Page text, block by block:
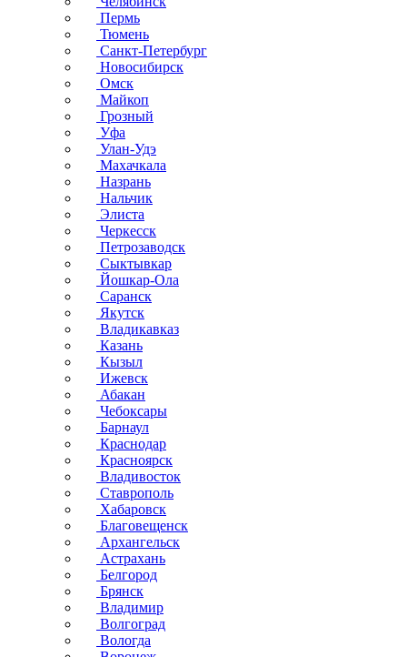
Пермь
Тюмень
Санкт-Петербург
Новосибирск
Омск
Майкоп
Грозный
Уфа
Улан-Удэ
Махачкала
Назрань
Нальчик
Элиста
Черкесск
Петрозаводск
Сыктывкар
Йошкар-Ола
Саранск
Якутск
Владикавказ
Казань
Кызыл
Ижевск
Абакан
Чебоксары
Барнаул
Краснодар
Красноярск
Владивосток
Ставрополь
Хабаровск
Благовещенск
Архангельск
Астрахань
Белгород
Брянск
Владимир
Волгоград
Вологда